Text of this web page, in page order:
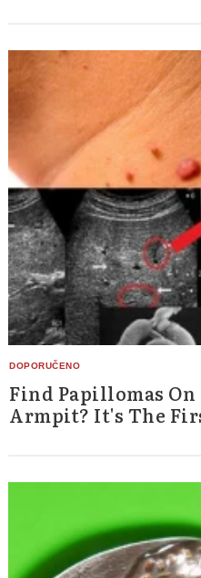
Find Papillomas On
Armpit? It's The